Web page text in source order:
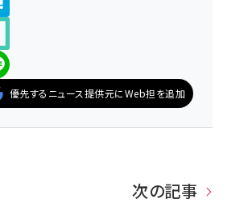
LINEで送る
優先するニュース提供元にWeb担を追加
次の記事